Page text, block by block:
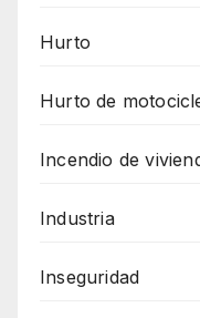
Hurto
Hurto de
Incendio de
Industria
Inseguridad